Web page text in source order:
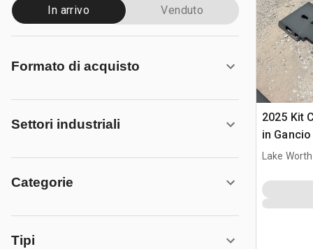
In arrivo Venduto
Formato di acquisto
Settori industriali
Categorie
Tipi
2025 Kit
in
Pala
Lake